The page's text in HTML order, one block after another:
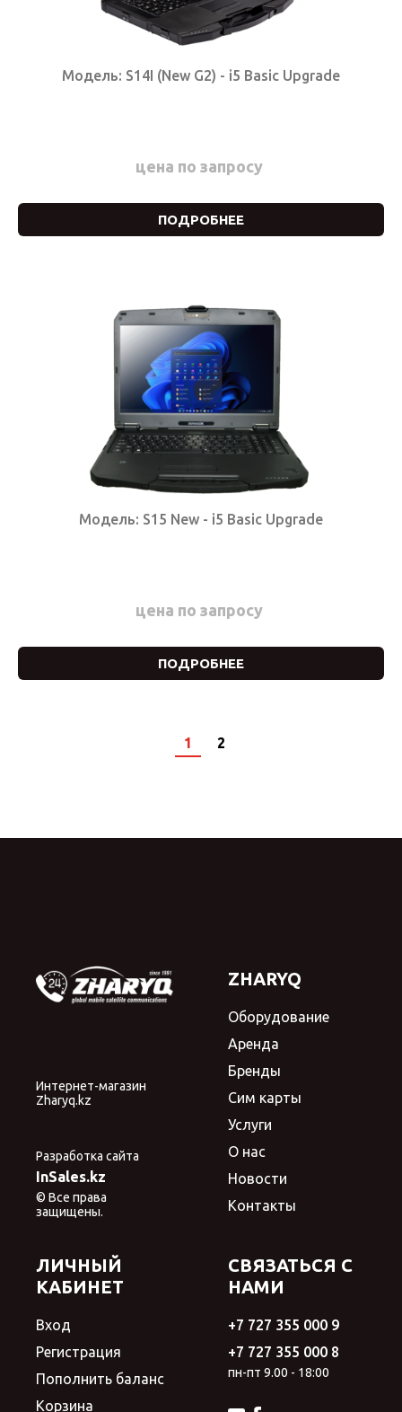
Модель: S14I (New G2) - i5 Basic Upgrade
цена по запросу
ПОДРОБНЕЕ
Модель: S15 New - i5 Basic Upgrade
цена по запросу
ПОДРОБНЕЕ
1 2
Интернет-магазин
Zharyq.kz
Разработка сайта
InSales.kz
© Все права
защищены.
ZHARYQ
Оборудование
Аренда
Бренды
Сим карты
Услуги
О нас
Новости
Контакты
ЛИЧНЫЙ
КАБИНЕТ
Вход
Регистрация
Пополнить баланс
Корзина
СВЯЗАТЬСЯ С
НАМИ
+7 727 355 000 9
+7 727 355 000 8
пн-пт 9.00 - 18:00